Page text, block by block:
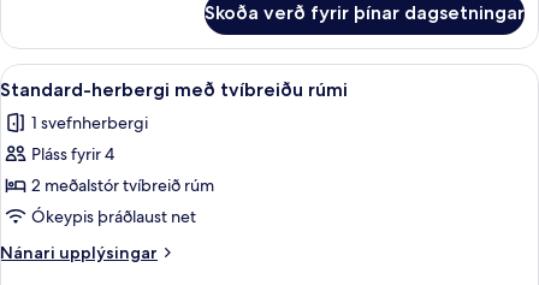
-
gott
aðgengi
herbergi
með
tvíbreiðu
gott
Skoða verð fyrir þínar dagsetningar
Skoða
allar
myndir
fyrir
Standard-
herbergi
með
tvíbreiðu
Rúmföt af bestu gerð, dúnsængur,
9
Standard-herbergi með tvíbreiðu rúmi
1 svefnherbergi
Pláss fyrir 4
2 meðalstór tvíbreið rúm
Ókeypis þráðlaust net
Nánari upplýsingar
Nánari